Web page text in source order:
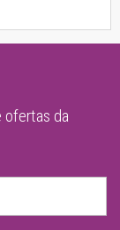
ofertas da